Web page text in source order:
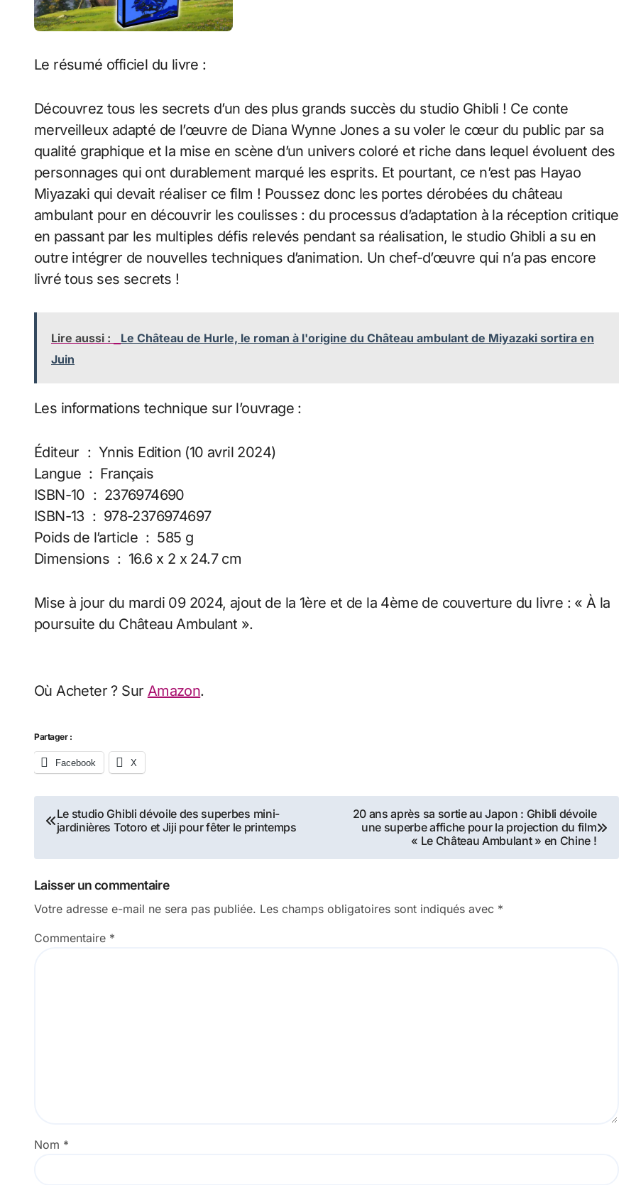
Le résumé officiel du livre :
Découvrez tous les secrets d’un des plus grands succès du studio Ghibli ! Ce conte
merveilleux adapté de l’œuvre de Diana Wynne Jones a su voler le cœur du public par sa
qualité graphique et la mise en scène d’un univers coloré et riche dans lequel évoluent des
personnages qui ont durablement marqué les esprits. Et pourtant, ce n’est pas Hayao
Miyazaki qui devait réaliser ce film ! Poussez donc les portes dérobées du château
ambulant pour en découvrir les coulisses : du processus d’adaptation à la réception critique
en passant par les multiples défis relevés pendant sa réalisation, le studio Ghibli a su en
outre intégrer de nouvelles techniques d’animation. Un chef-d’œuvre qui n’a pas encore
livré tous ses secrets !
Lire aussi :
Le Château de Hurle, le roman à l'origine du Château ambulant de Miyazaki sortira en
Juin
Les informations technique sur l’ouvrage :
Éditeur ‏ : ‎ Ynnis Edition (10 avril 2024)
Langue ‏ : ‎ Français
ISBN-10 ‏ : ‎ 2376974690
ISBN-13 ‏ : ‎ 978-2376974697
Poids de l’article ‏ : ‎ 585 g
Dimensions ‏ : ‎ 16.6 x 2 x 24.7 cm
Mise à jour du mardi 09 2024, ajout de la 1ère et de la 4ème de couverture du livre : « À la
poursuite du Château Ambulant ».
Où Acheter ? Sur Amazon.
Partager :
Facebook X
Navigation
de
l’article
Le studio Ghibli dévoile des superbes mini-
jardinières Totoro et Jiji pour fêter le printemps
20 ans après sa sortie au Japon : Ghibli dévoile
une superbe affiche pour la projection du film
« Le Château Ambulant » en Chine !
Laisser un commentaire
Votre adresse e-mail ne sera pas publiée. Les champs obligatoires sont indiqués avec *
Commentaire *
Nom *